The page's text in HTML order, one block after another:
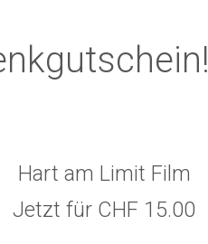
Hart am Limit Film
Jetzt für CHF 15.00